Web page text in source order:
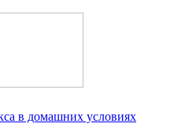
в домашних условиях